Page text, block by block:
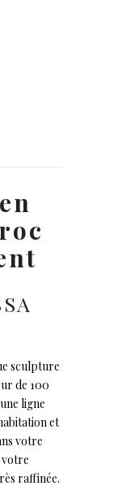
sculpture
de 100
ligne
et
votre
raffinée.